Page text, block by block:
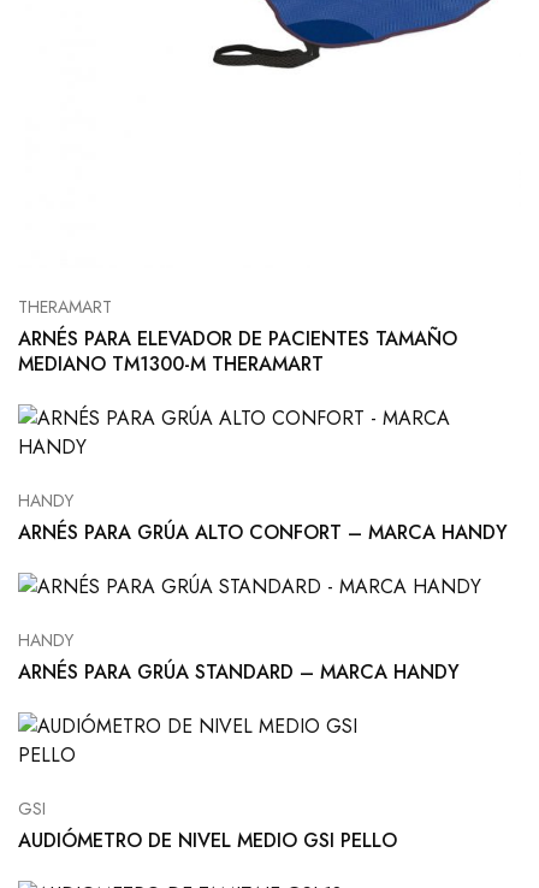
THERAMART
ARNÉS PARA ELEVADOR DE PACIENTES TAMAÑO
MEDIANO TM1300-M THERAMART
HANDY
ARNÉS PARA GRÚA ALTO CONFORT – MARCA HANDY
HANDY
ARNÉS PARA GRÚA STANDARD – MARCA HANDY
GSI
AUDIÓMETRO DE NIVEL MEDIO GSI PELLO